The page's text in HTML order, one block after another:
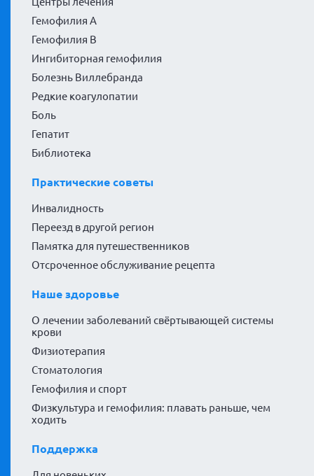
Гемофилия А
Гемофилия В
Ингибиторная гемофилия
Болезнь Виллебранда
Редкие коагулопатии
Боль
Гепатит
Библиотека
Практические советы
Инвалидность
Переезд в другой регион
Памятка для путешественников
Отсроченное обслуживание рецепта
Наше здоровье
О лечении заболеваний свёртывающей системы
крови
Физиотерапия
Стоматология
Гемофилия и спорт
Физкультура и гемофилия: плавать раньше, чем
ходить
Поддержка